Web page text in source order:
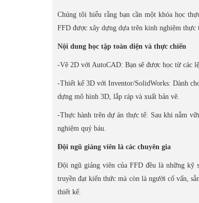
Chúng tôi hiểu rằng bạn cần một khóa học
FFD được xây dựng dựa trên kinh nghiệm thực
Nội dung học tập toàn diện và thực chiến
-Vẽ 2D với AutoCAD: Bạn sẽ được học từ các
-Thiết kế 3D với Inventor/SolidWorks: Dành
dựng mô hình 3D, lắp ráp và xuất bản vẽ.
-Thực hành trên dự án thực tế: Sau khi nắm
nghiệm quý báu.
Đội ngũ giảng viên là các chuyên gia
Đội ngũ giảng viên của FFD đều là những kỹ
truyền đạt kiến thức mà còn là người cố vấn,
thiết kế.